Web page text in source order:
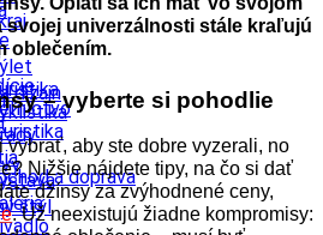
a doprava
dizajn
štýl
svojej univerzálnosti stále kraľujú
oblečením.
– vyberte si pohodlie
vybrať, aby ste dobre vyzerali, no
Nižšie nájdete tipy, na čo si dať
džínsy za zvýhodnené ceny,
.Už neexistujú žiadne kompromisy: